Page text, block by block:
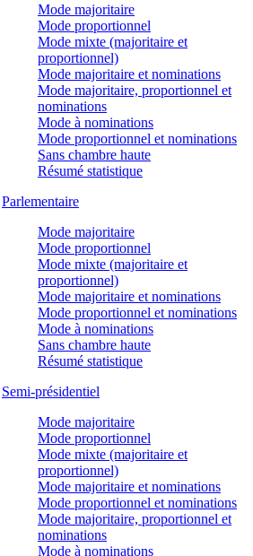
Mode majoritaire
Mode proportionnel
Mode mixte (majoritaire et
proportionnel)
Mode majoritaire et nominations
Mode majoritaire, proportionnel et
nominations
Mode à nominations
Mode proportionnel et nominations
Sans chambre haute
Résumé statistique
Parlementaire
Mode majoritaire
Mode proportionnel
Mode mixte (majoritaire et
proportionnel)
Mode majoritaire et nominations
Mode proportionnel et nominations
Mode à nominations
Sans chambre haute
Résumé statistique
Semi-présidentiel
Mode majoritaire
Mode proportionnel
Mode mixte (majoritaire et
proportionnel)
Mode majoritaire et nominations
Mode proportionnel et nominations
Mode majoritaire, proportionnel et
nominations
Mode à nominations